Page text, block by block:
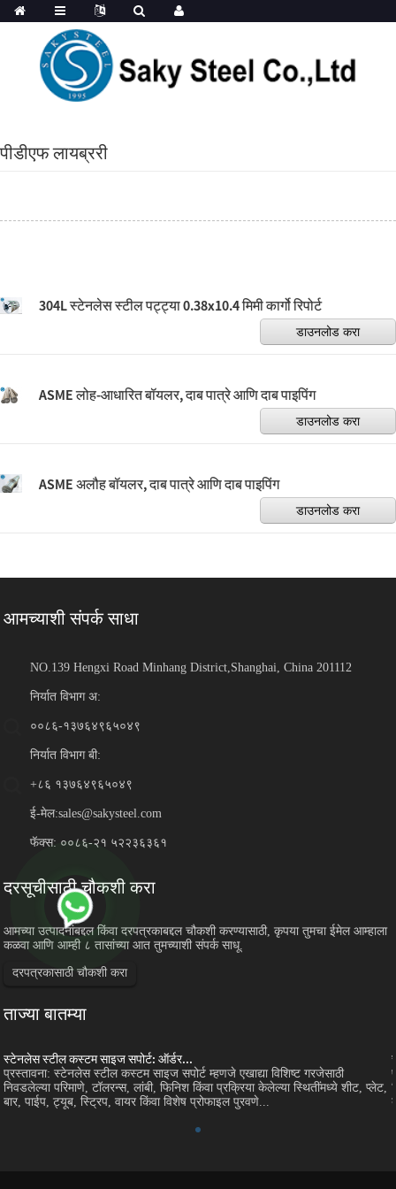
पीडीएफ लायब्ररी
304L स्टेनलेस स्टील पट्ट्या 0.38x10.4 मिमी कार्गो रिपोर्ट
डाउनलोड करा
ASME लोह-आधारित बॉयलर, दाब पात्रे आणि दाब पाइपिंग
डाउनलोड करा
ASME अलौह बॉयलर, दाब पात्रे आणि दाब पाइपिंग
डाउनलोड करा
आमच्याशी संपर्क साधा
NO.139 Hengxi Road Minhang District,Shanghai, China 201112
निर्यात विभाग अ:
००८६-१३७६४९६५०४९
निर्यात विभाग बी:
+८६ १३७६४९६५०४९
ई-मेल:sales@sakysteel.com
फॅक्स: ००८६-२१ ५२२३६३६१
दरसूचीसाठी चौकशी करा
आमच्या उत्पादनांबद्दल किंवा दरपत्रकाबद्दल चौकशी करण्यासाठी, कृपया तुमचा ईमेल आम्हाला
कळवा आणि आम्ही ८ तासांच्या आत तुमच्याशी संपर्क साधू.
दरपत्रकासाठी चौकशी करा
ताज्या बातम्या
स्टेनलेस स्टील कस्टम साइज सपोर्ट: ऑर्डर...
प्रस्तावना: स्टेनलेस स्टील कस्टम साइज सपोर्ट म्हणजे एखाद्या विशिष्ट गरजेसाठी
निवडलेल्या परिमाणे, टॉलरन्स, लांबी, फिनिश किंवा प्रक्रिया केलेल्या स्थितींमध्ये शीट, प्लेट,
बार, पाईप, ट्यूब, स्ट्रिप, वायर किंवा विशेष प्रोफाइल पुरवणे...